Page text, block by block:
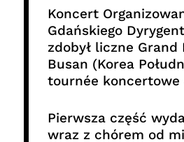
Koncert
Gdańskiego
zdobył liczne
Busan (Korea
tournée koncertowe
Pierwsza część
wraz z chórem od